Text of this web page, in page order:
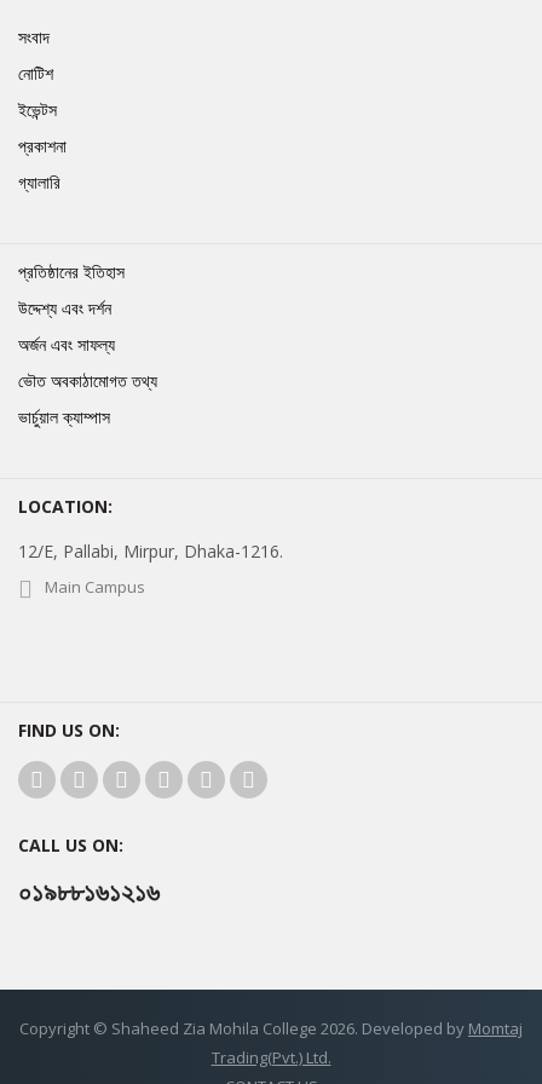
সংবাদ
নোটিশ
ইভেন্টস
প্রকাশনা
গ্যালারি
প্রতিষ্ঠানের ইতিহাস
উদ্দেশ্য এবং দর্শন
অর্জন এবং সাফল্য
ভৌত অবকাঠামোগত তথ্য
ভার্চুয়াল ক্যাম্পাস
LOCATION:
12/E, Pallabi, Mirpur, Dhaka-1216.
Main Campus
FIND US ON:
CALL US ON:
০১৯৮৮১৬১২১৬
Copyright © Shaheed Zia Mohila College 2026. Developed by Momtaj
Trading(Pvt.) Ltd.